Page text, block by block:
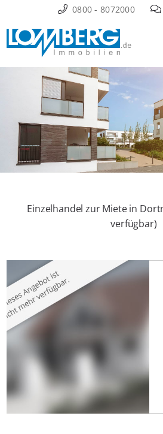
Inhalt
springen
0800 - 8072000
Einzelhandel zur Miete in
verfügbar)